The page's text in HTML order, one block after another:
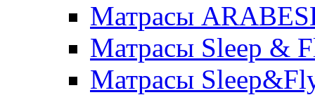
Матрасы
Матрасы Sleep &
Матрасы